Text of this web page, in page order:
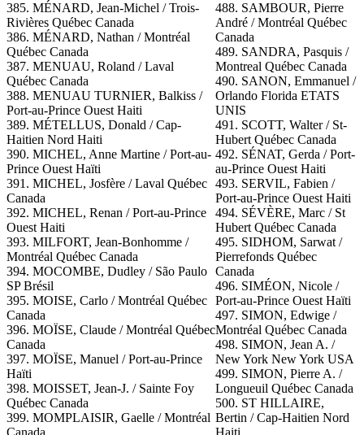
385. MÉNARD, Jean-Michel / Trois-
Rivières Québec Canada
386. MÉNARD, Nathan / Montréal
Québec Canada
387. MENUAU, Roland / Laval
Québec Canada
388. MENUAU TURNIER, Balkiss /
Port-au-Prince Ouest Haiti
389. MÉTELLUS, Donald / Cap-
Haitien Nord Haiti
390. MICHEL, Anne Martine / Port-au-
Prince Ouest Haïti
391. MICHEL, Josfère / Laval Québec
Canada
392. MICHEL, Renan / Port-au-Prince
Ouest Haiti
393. MILFORT, Jean-Bonhomme /
Montréal Québec Canada
394. MOCOMBE, Dudley / São Paulo
SP Brésil
395. MOISE, Carlo / Montréal Québec
Canada
396. MOÏSE, Claude / Montréal Québec
Canada
397. MOÏSE, Manuel / Port-au-Prince
Haïti
398. MOISSET, Jean-J. / Sainte Foy
Québec Canada
399. MOMPLAISIR, Gaelle / Montréal
Canada
488. SAMBOUR, Pierre
André / Montréal Québec
Canada
489. SANDRA, Pasquis /
Montreal Québec Canada
490. SANON, Emmanuel /
Orlando Florida ETATS
UNIS
491. SCOTT, Walter / St-
Hubert Québec Canada
492. SÉNAT, Gerda / Port-
au-Prince Ouest Haiti
493. SERVIL, Fabien /
Port-au-Prince Ouest Haiti
494. SÉVÈRE, Marc / St
Hubert Québec Canada
495. SIDHOM, Sarwat /
Pierrefonds Québec
Canada
496. SIMÉON, Nicole /
Port-au-Prince Ouest Haïti
497. SIMON, Edwige /
Montréal Québec Canada
498. SIMON, Jean A. /
New York New York USA
499. SIMON, Pierre A. /
Longueuil Québec Canada
500. ST HILLAIRE,
Bertin / Cap-Haitien Nord
Haiti